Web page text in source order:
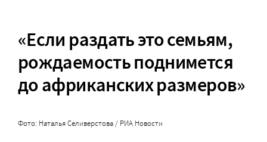
«Если раздать это семьям,
рождаемость поднимется
до африканских размеров»
Фото: Наталья Селиверстова / РИА Новости